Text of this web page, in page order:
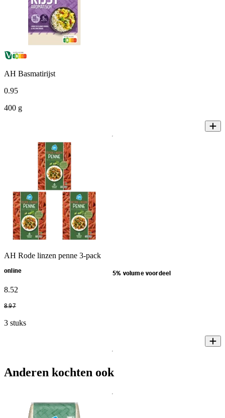
AH Basmatirijst
0.95
400 g
AH Rode linzen penne 3-pack
online 5% volume voordeel
8.52
8.97
3 stuks
Anderen kochten ook